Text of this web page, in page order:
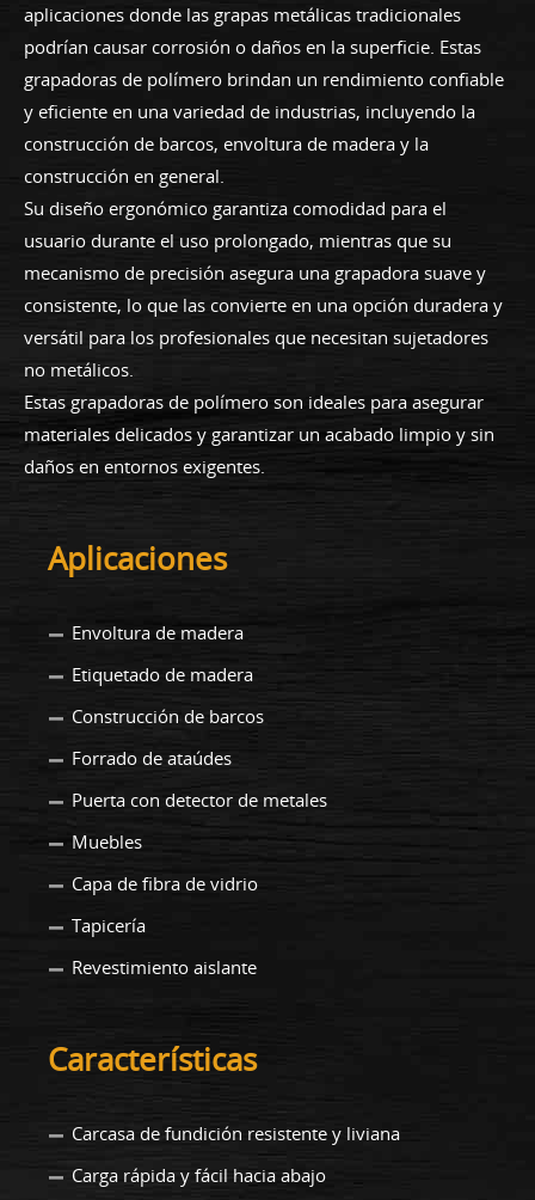
aplicaciones donde las grapas metálicas tradicionales
podrían causar corrosión o daños en la superficie. Estas
grapadoras de polímero brindan un rendimiento confiable
y eficiente en una variedad de industrias, incluyendo la
construcción de barcos, envoltura de madera y la
construcción en general.
Su diseño ergonómico garantiza comodidad para el
usuario durante el uso prolongado, mientras que su
mecanismo de precisión asegura una grapadora suave y
consistente, lo que las convierte en una opción duradera y
versátil para los profesionales que necesitan sujetadores
no metálicos.
Estas grapadoras de polímero son ideales para asegurar
materiales delicados y garantizar un acabado limpio y sin
daños en entornos exigentes.
Aplicaciones
Envoltura de madera
Etiquetado de madera
Construcción de barcos
Forrado de ataúdes
Puerta con detector de metales
Muebles
Capa de fibra de vidrio
Tapicería
Revestimiento aislante
Características
Carcasa de fundición resistente y liviana
Carga rápida y fácil hacia abajo